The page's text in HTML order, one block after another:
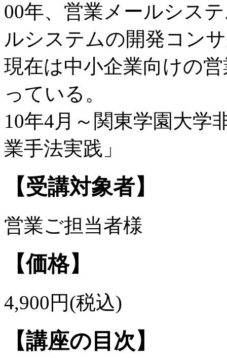
00年、営業メールシス
ルシステムの開発コン
現在は中小企業向けの
っている。
10年4月～関東学園大学
業手法実践」
【受講対象者】
営業ご担当者様
【価格】
4,900円(税込)
【講座の目次】